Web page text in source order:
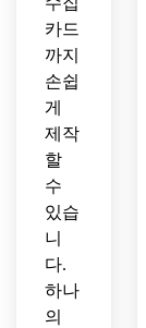
카드
까지
손쉽
게
제작
할
수
있습
니
다.
하나
의